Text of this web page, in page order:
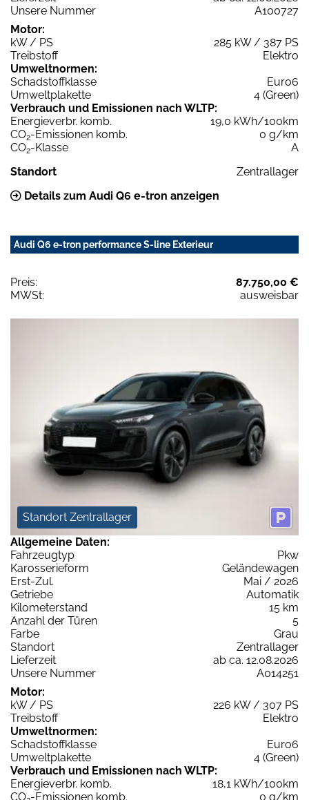
Unsere Nummer
A100727
Motor:
kW / PS
285 kW / 387 PS
Treibstoff
Elektro
Umweltnormen:
Schadstoffklasse
Euro6
Umweltplakette
4 (Green)
Verbrauch und Emissionen nach WLTP:
Energieverbr. komb.
19,0 kWh/100km
CO2-Emissionen komb.
0 g/km
CO2-Klasse
A
Standort
Zentrallager
Details zum Audi Q6 e-tron anzeigen
Audi Q6 e-tron performance S-line Exterieur
Preis:
87.750,00 €
MWSt:
ausweisbar
Standort Zentrallager
Allgemeine Daten:
Fahrzeugtyp
Pkw
Karosserieform
Geländewagen
Erst-Zul.
Mai / 2026
Getriebe
Automatik
Kilometerstand
15 km
Anzahl der Türen
5
Farbe
Grau
Standort
Zentrallager
Lieferzeit
ab ca. 12.08.2026
Unsere Nummer
A014251
Motor:
kW / PS
226 kW / 307 PS
Treibstoff
Elektro
Umweltnormen:
Schadstoffklasse
Euro6
Umweltplakette
4 (Green)
Verbrauch und Emissionen nach WLTP:
Energieverbr. komb.
18,1 kWh/100km
CO -Emissionen komb. 0 g/km